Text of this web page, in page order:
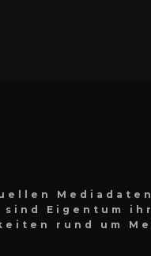
sind Eigentum
rund um